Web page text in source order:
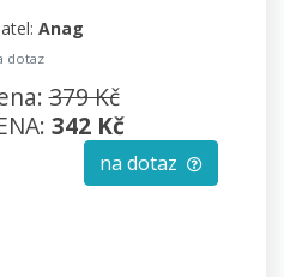
Anag
dotaz
379 Kč
342 Kč
na dotaz